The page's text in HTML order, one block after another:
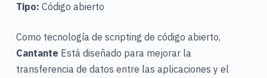
Tipo: Código abierto
Como tecnología de scripting de código abierto,
Cantante Está diseñado para mejorar la
transferencia de datos entre las aplicaciones y el